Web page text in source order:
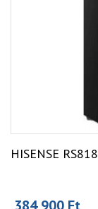
HISENSE